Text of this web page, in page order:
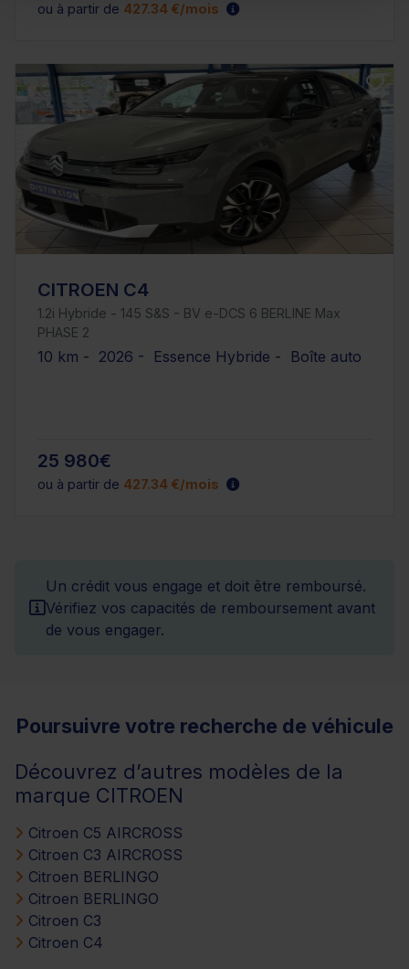
ou à partir de 427.34 €/mois
CITROEN C4
1.2i Hybride - 145 S&S - BV e-DCS 6 BERLINE Max
PHASE 2
10 km - 2026 - Essence Hybride - Boîte auto
25 980€
ou à partir de 427.34 €/mois
Un crédit vous engage et doit être remboursé.
Vérifiez vos capacités de remboursement avant
de vous engager.
Poursuivre votre recherche de véhicule
Découvrez d’autres modèles de la
marque CITROEN
Citroen C5 AIRCROSS
Citroen C3 AIRCROSS
Citroen BERLINGO
Citroen BERLINGO
Citroen C3
Citroen C4